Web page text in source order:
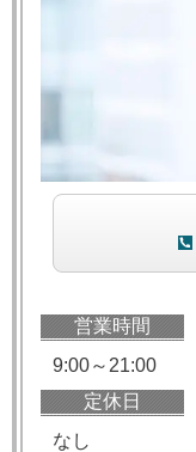
営業時間
9:00～21:00
定休日
なし